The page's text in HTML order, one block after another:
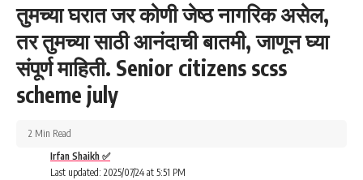
तुमच्या घरात जर कोणी जेष्ठ नागरिक असेल,
तर तुमच्या साठी आनंदाची बातमी, जाणून घ्या
संपूर्ण माहिती. Senior citizens scss
scheme july
Last updated: 2025/07/24 at 5:51 PM
Irfan Shaikh ✅
2 Min Read